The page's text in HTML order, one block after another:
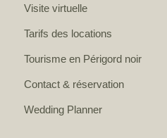
Visite virtuelle
Tarifs des locations
Tourisme en Périgord noir
Contact & réservation
Wedding Planner